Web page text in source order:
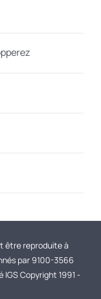
être reproduite à
par 9100-3566
IGS Copyright 1991 -